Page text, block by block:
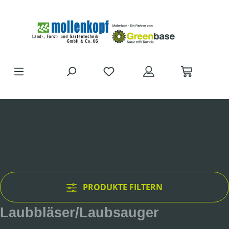
DU HAST 0 PRODUKTE AUF
PRODUKTE FILTERN
Laubbläser/Laubsauger